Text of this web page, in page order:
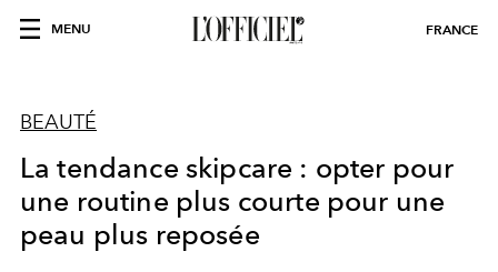
MENU FRANCE
BEAUTÉ
La tendance skipcare : opter pour
une routine plus courte pour une
peau plus reposée